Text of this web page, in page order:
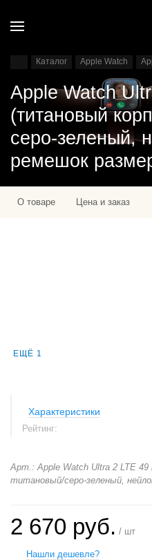
Каталог Apple Watch
Apple Watch
(титановый
серо-зеленый,
ремешок
О товаре Цена и заказ
ЕЩЁ 1
Характеристики
Рейтинг:
Арт.: Apple Watch Ultra 2 LTE
титановый/серо-зеленый,
2 670 руб. / шт
Нашли дешевле?